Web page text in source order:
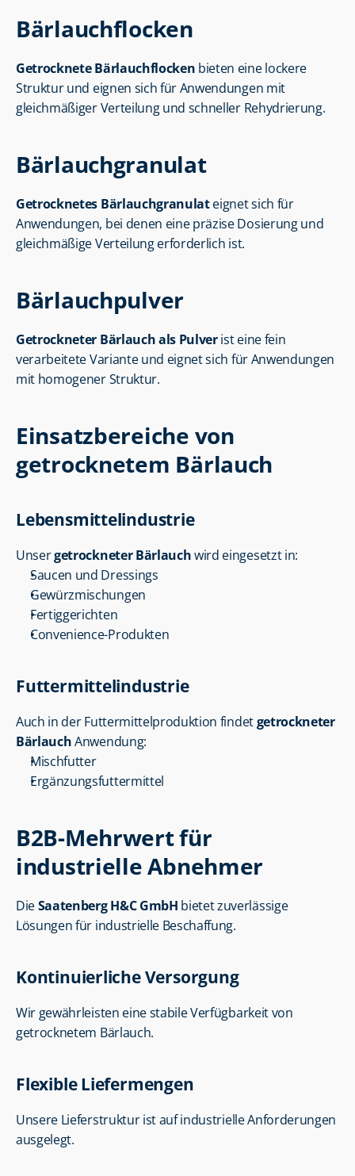
Bärlauchflocken
Getrocknete Bärlauchflocken bieten eine lockere
Struktur und eignen sich für Anwendungen mit
gleichmäßiger Verteilung und schneller Rehydrierung.
Bärlauchgranulat
Getrocknetes Bärlauchgranulat eignet sich für
Anwendungen, bei denen eine präzise Dosierung und
gleichmäßige Verteilung erforderlich ist.
Bärlauchpulver
Getrockneter Bärlauch als Pulver ist eine fein
verarbeitete Variante und eignet sich für Anwendungen
mit homogener Struktur.
Einsatzbereiche von
getrocknetem Bärlauch
Lebensmittelindustrie
Unser getrockneter Bärlauch wird eingesetzt in:
Saucen und Dressings
Gewürzmischungen
Fertiggerichten
Convenience-Produkten
Futtermittelindustrie
Auch in der Futtermittelproduktion findet getrockneter
Bärlauch Anwendung:
Mischfutter
Ergänzungsfuttermittel
B2B-Mehrwert für
industrielle Abnehmer
Die Saatenberg H&C GmbH bietet zuverlässige
Lösungen für industrielle Beschaffung.
Kontinuierliche Versorgung
Wir gewährleisten eine stabile Verfügbarkeit von
getrocknetem Bärlauch.
Flexible Liefermengen
Unsere Lieferstruktur ist auf industrielle Anforderungen
ausgelegt.